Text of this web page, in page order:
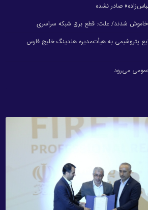
صادر نشده
خاموش شدند/ علت: قطع برق شبکه سراسری
پتروشیمی به هیأت‌مدیره هلدینگ خلیج فارس